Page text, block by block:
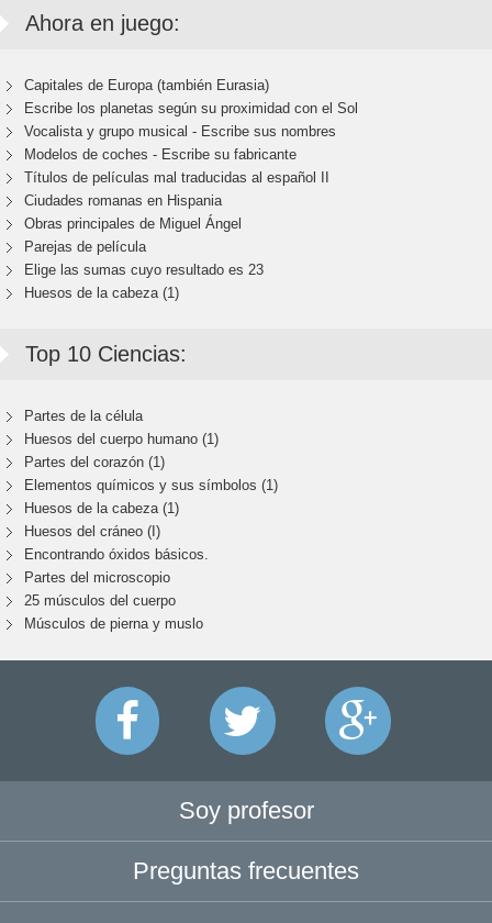
Ahora en juego:
Capitales de Europa (también Eurasia)
Escribe los planetas según su proximidad con el Sol
Vocalista y grupo musical - Escribe sus nombres
Modelos de coches - Escribe su fabricante
Títulos de películas mal traducidas al español II
Ciudades romanas en Hispania
Obras principales de Miguel Ángel
Parejas de película
Elige las sumas cuyo resultado es 23
Huesos de la cabeza (1)
Top 10 Ciencias:
Partes de la célula
Huesos del cuerpo humano (1)
Partes del corazón (1)
Elementos químicos y sus símbolos (1)
Huesos de la cabeza (1)
Huesos del cráneo (I)
Encontrando óxidos básicos.
Partes del microscopio
25 músculos del cuerpo
Músculos de pierna y muslo
Soy profesor
Preguntas frecuentes